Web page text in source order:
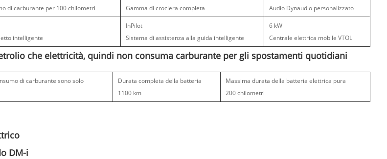
di carburante per 100 chilometri
Gamma di crociera completa
Audio Dynaudio personalizzato
intelligente
InPilot
Sistema di assistenza alla guida intelligente
6 kW
Centrale elettrica mobile VTOL
che elettricità, quindi non consuma carburante per gli spostamenti quotidiani
di carburante sono solo
Durata completa della batteria
1100 km
Massima durata della batteria elettrica pura
200 chilometri
DM-i